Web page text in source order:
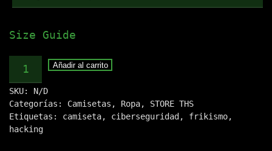
Size Guide
Camiseta
.:PHREAKER:.
cantidad
Añadir al carrito
SKU: N/D
Categorías: Camisetas , Ropa, STORE THS
Etiquetas: camiseta, ciberseguridad , frikismo,
hacking